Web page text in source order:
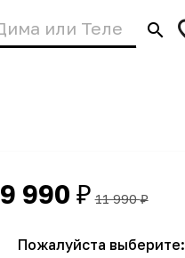
9 990 ₽ 11 990₽
Пожалуйста выберите: